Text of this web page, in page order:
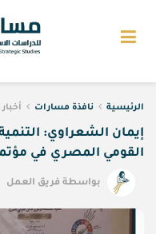
الرئيسية نافذة مسارات
إيمان الشعراوي:
القومي المصري في مؤتمر
بواسطة فريق العمل